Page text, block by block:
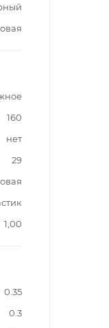
160
нет
29
1,00
0.35
0.3